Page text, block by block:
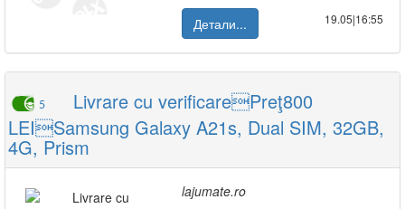
Детали...
19.05|16:55
5
Livrare cu verificarePreţ800
LEISamsung Galaxy A21s, Dual SIM, 32GB,
4G, Prism
lajumate.ro